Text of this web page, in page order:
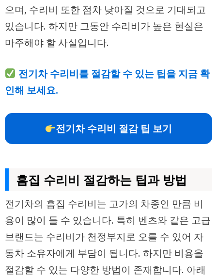
으며, 수리비 또한 점차 낮아질 것으로 기대되고
있습니다. 하지만 그동안 수리비가 높은 현실은
마주해야 할 사실입니다.
전기차 수리비를 절감할 수 있는 팁을 지금 확
인해 보세요.
전기차 수리비 절감 팁 보기
흠집 수리비 절감하는 팁과 방법
전기차의 흠집 수리비는 고가의 차종인 만큼 비
용이 많이 들 수 있습니다. 특히 벤츠와 같은 고급
브랜드는 수리비가 천정부지로 오를 수 있어 자
동차 소유자에게 부담이 됩니다. 하지만 비용을
절감할 수 있는 다양한 방법이 존재합니다. 아래